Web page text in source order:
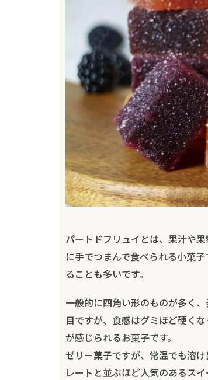
パートドフリュイとは、果汁や
に手でつまんで食べられる小菓
ることも多いです。
一般的に四角い形のものが多く
目ですが、食感はグミほど硬く
が感じられるお菓子です。
ゼリー菓子ですが、常温でも溶
レートと並ぶほど人気のあるスイ